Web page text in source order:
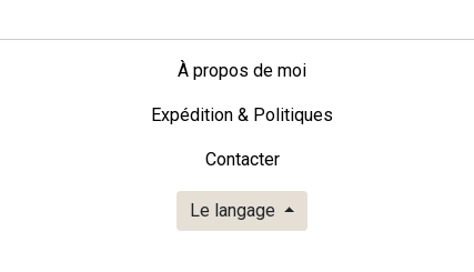
À propos de moi
Expédition & Politiques
Contacter
Le langage